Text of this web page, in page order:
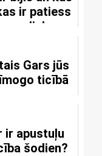
ir patiess
un paliek
Gars jūs
ticībā
ir apustuļu
šodien?